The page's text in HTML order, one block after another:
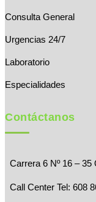
Consulta General
Urgencias 24/7
Laboratorio
Especialidades
Contáctanos
Carrera 6 Nº 16 –
Call Center Tel: 608